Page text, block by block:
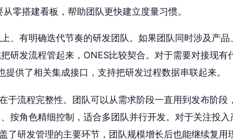
零搭建看板，帮助团队更快建立度量习惯。
上、有明确迭代节奏的研发团队。如果团队同时涉及产
研发流程管起来，ONES比较契合。对于需要对接现有
供了相关集成接口，支持把研发过程数据串联起来。
于流程完整性。团队可以从需求阶段一直用到发布阶段
按角色精细控制，适合多团队并行开发。对于关注投入
了研发管理的主要环节，团队规模增长后也能继续复用